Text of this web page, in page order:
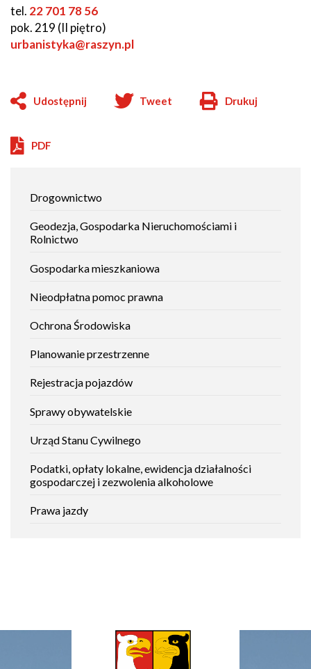
załatwić
sprawę
Drogownictwo
Geodezja, Gospodarka Nieruchomościami i
Rolnictwo
Gospodarka mieszkaniowa
Nieodpłatna pomoc prawna
Ochrona Środowiska
Planowanie przestrzenne
Rejestracja pojazdów
Sprawy obywatelskie
Urząd Stanu Cywilnego
Podatki, opłaty lokalne, ewidencja działalności
gospodarczej i zezwolenia alkoholowe
Prawa jazdy
tel. 22 701 78 56
pok. 219 (II piętro)
urbanistyka@raszyn.pl
Udostępnij Tweet
Will
Drukuj
PDF